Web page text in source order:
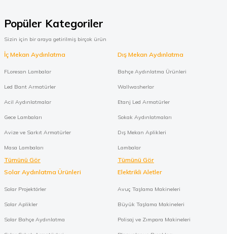
Popüler Kategoriler
Sizin için bir araya getirilmiş birçok ürün
İç Mekan Aydınlatma
FLoresan Lambalar
Led Bant Armatürler
Acil Aydınlatmalar
Gece Lambaları
Avize ve Sarkıt Armatürler
Masa Lambaları
Tümünü Gör
Dış Mekan Aydınlatma
Bahçe Aydınlatma Ürünleri
Wallwasherlar
Etanj Led Armatürler
Sokak Aydınlatmaları
Dış Mekan Aplikleri
Lambalar
Tümünü Gör
Solar Aydınlatma Ürünleri
Solar Projektörler
Solar Aplikler
Solar Bahçe Aydınlatma
Elektrikli Aletler
Avuç Taşlama Makineleri
Büyük Taşlama Makineleri
Polisaj ve Zımpara Makineleri